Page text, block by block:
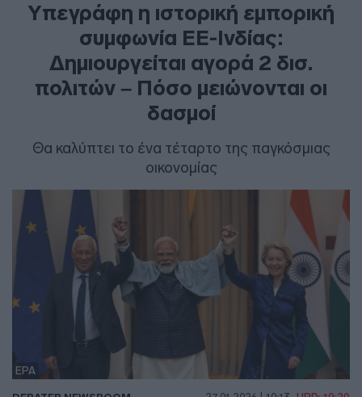
Υπεγράφη η ιστορική εμπορική
συμφωνία ΕΕ-Ινδίας:
Δημιουργείται αγορά 2 δισ.
πολιτών – Πόσο μειώνονται οι
δασμοί
Θα καλύπτει το ένα τέταρτο της παγκόσμιας
οικονομίας
EPA